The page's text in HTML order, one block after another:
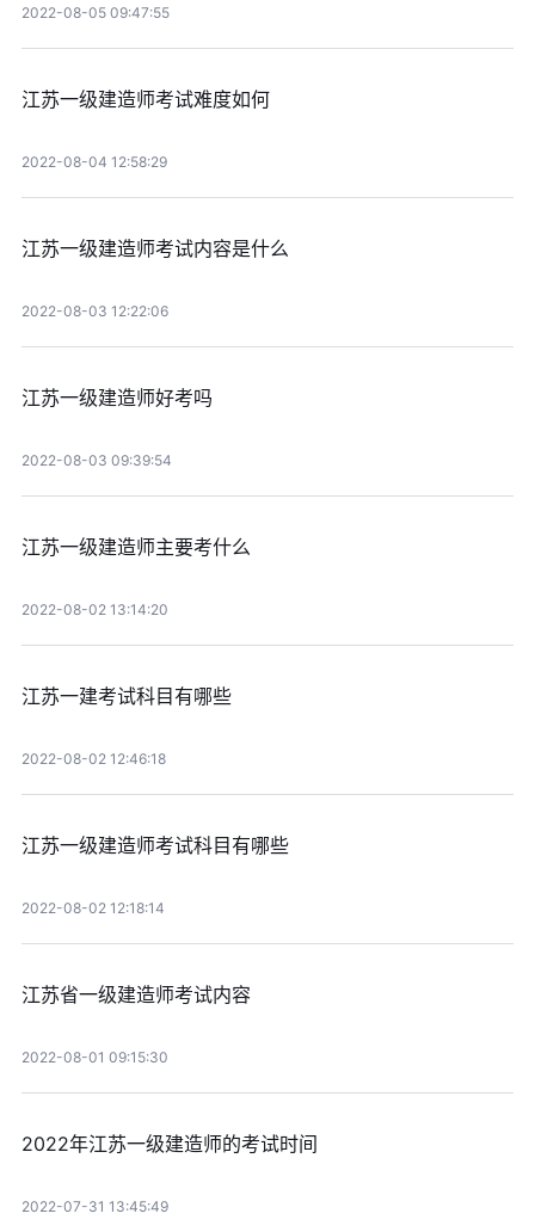
2022-08-05 09:47:55
江苏一级建造师考试难度如何
2022-08-04 12:58:29
江苏一级建造师考试内容是什么
2022-08-03 12:22:06
江苏一级建造师好考吗
2022-08-03 09:39:54
江苏一级建造师主要考什么
2022-08-02 13:14:20
江苏一建考试科目有哪些
2022-08-02 12:46:18
江苏一级建造师考试科目有哪些
2022-08-02 12:18:14
江苏省一级建造师考试内容
2022-08-01 09:15:30
2022年江苏一级建造师的考试时间
2022-07-31 13:45:49